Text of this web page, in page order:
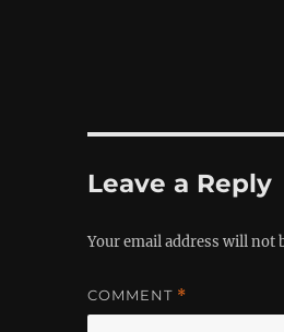
Leave a Reply
Your email address will not
COMMENT *